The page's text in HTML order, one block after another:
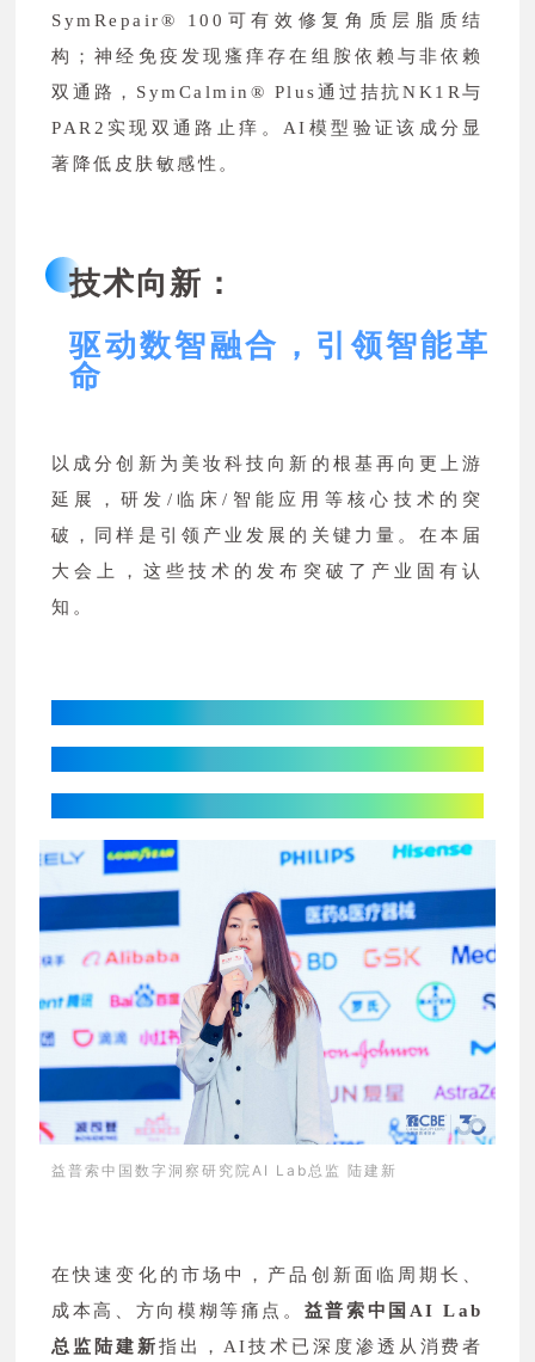
SymRepair® 100可有效修复角质层脂质结
构；神经免疫发现瘙痒存在组胺依赖与非依赖
双通路，SymCalmin® Plus通过拮抗NK1R与
PAR2实现双通路止痒。AI模型验证该成分显
著降低皮肤敏感性。
技术向新：
驱动数智融合，引领智能革
命
以成分创新为美妆科技向新的根基再向更上游
延展，研发/临床/智能应用等核心技术的突
破，同样是引领产业发展的关键力量。在本届
大会上，这些技术的发布突破了产业固有认
知。
益普索中国数字洞察研究院AI Lab总监 陆建新
在快速变化的市场中，产品创新面临周期长、
成本高、方向模糊等痛点。 益普索中国AI Lab
总监陆建新指出，AI技术已深度渗透从消费者